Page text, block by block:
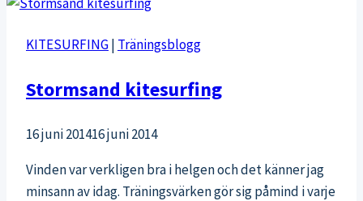
KITESURFING| Träningsblogg
Stormsand kitesurfing
16 juni 201416 juni 2014
Vinden var verkligen bra i helgen och det känner jag
minsann av idag. Träningsvärken gör sig påmind i varje